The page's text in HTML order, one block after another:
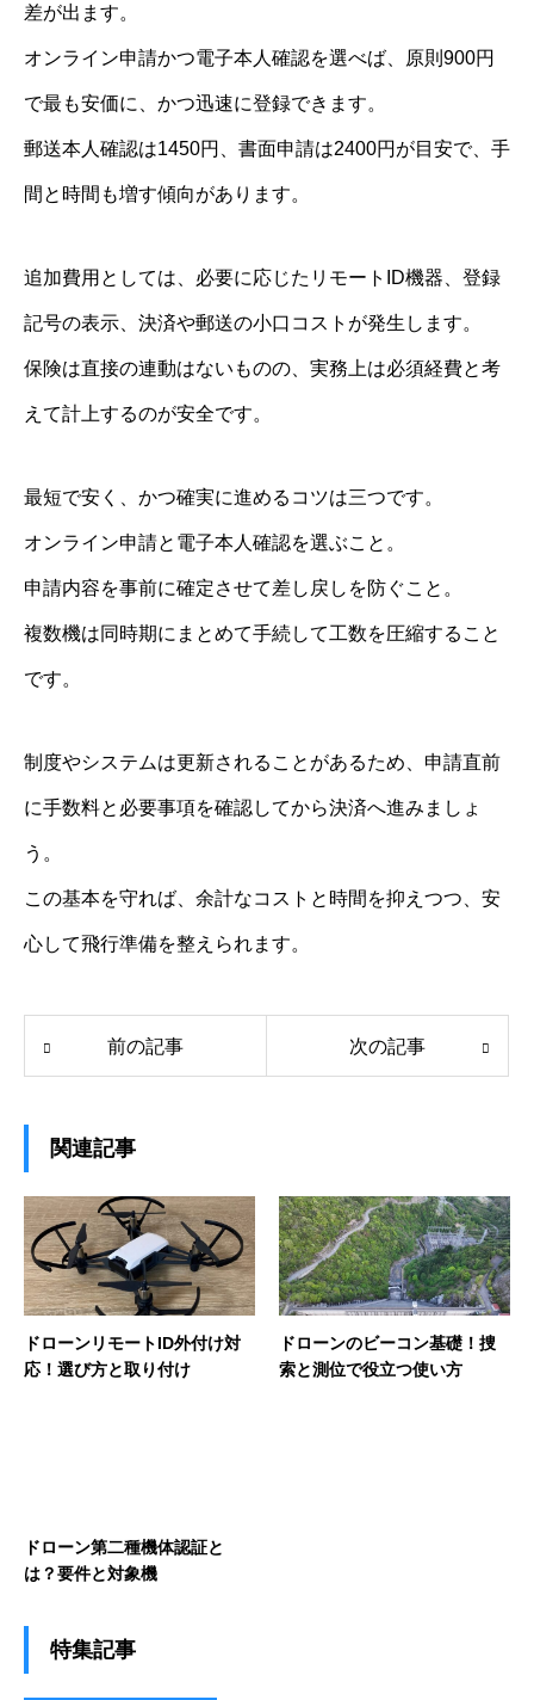
差が出ます。
オンライン申請かつ電子本人確認を選べば、原則900円
で最も安価に、かつ迅速に登録できます。
郵送本人確認は1450円、書面申請は2400円が目安で、手
間と時間も増す傾向があります。
追加費用としては、必要に応じたリモートID機器、登録
記号の表示、決済や郵送の小口コストが発生します。
保険は直接の連動はないものの、実務上は必須経費と考
えて計上するのが安全です。
最短で安く、かつ確実に進めるコツは三つです。
オンライン申請と電子本人確認を選ぶこと。
申請内容を事前に確定させて差し戻しを防ぐこと。
複数機は同時期にまとめて手続して工数を圧縮すること
です。
制度やシステムは更新されることがあるため、申請直前
に手数料と必要事項を確認してから決済へ進みましょ
う。
この基本を守れば、余計なコストと時間を抑えつつ、安
心して飛行準備を整えられます。
前の記事 次の記事
関連記事
ドローンリモートID外付け対
応！選び方と取り付け
ドローンのビーコン基礎！捜
索と測位で役立つ使い方
ドローン第二種機体認証と
は？要件と対象機
特集記事